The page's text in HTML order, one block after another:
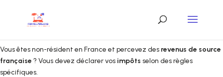
Vous êtes non-résident en France et percevez des revenus de source
française ? Vous devez déclarer vos impôts selon des règles
spécifiques.